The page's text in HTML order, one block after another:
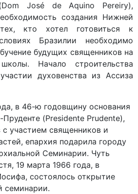
José de Aquino Pereiry),
создания Нижней
кто хотел готовиться к
Бразилии необходимо
будущих священников на
Начало строительства
духовенства из Ассиза
в 46-ю годовщину основания
(Presidente Prudente),
участием священников и
епархия подарила городу
Семинарии. Чуть
19 марта 1966 года, в
состоялось открытие
семинарии.